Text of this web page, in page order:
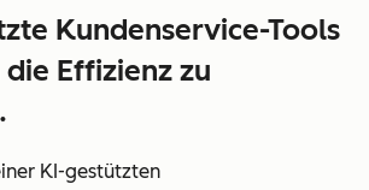
Kundenservice-Tools
Effizienz zu
KI-gestützten